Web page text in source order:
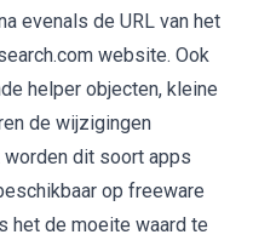
evenals de URL van het
website. Ook
helper objecten, kleine
de wijzigingen
worden dit soort apps
op freeware
het de moeite waard te